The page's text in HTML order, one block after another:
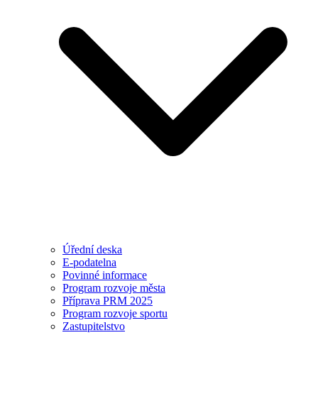
Úřední deska
E-podatelna
Povinné informace
Program rozvoje města
Příprava PRM 2025
Program rozvoje sportu
Zastupitelstvo